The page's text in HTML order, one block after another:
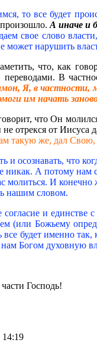
то все будет
А иначе и
свое слово
может нарушить
что, как
переводами. В
Я, в частности,
им начать
что Он
не отрекся от
такую же, дал Свою,
и осознавать, что
никак. А потому нам
молиться. И
нашим словом.
согласие и
(или Божьему
все будет именно
Богом духовную
Господь!
14:19